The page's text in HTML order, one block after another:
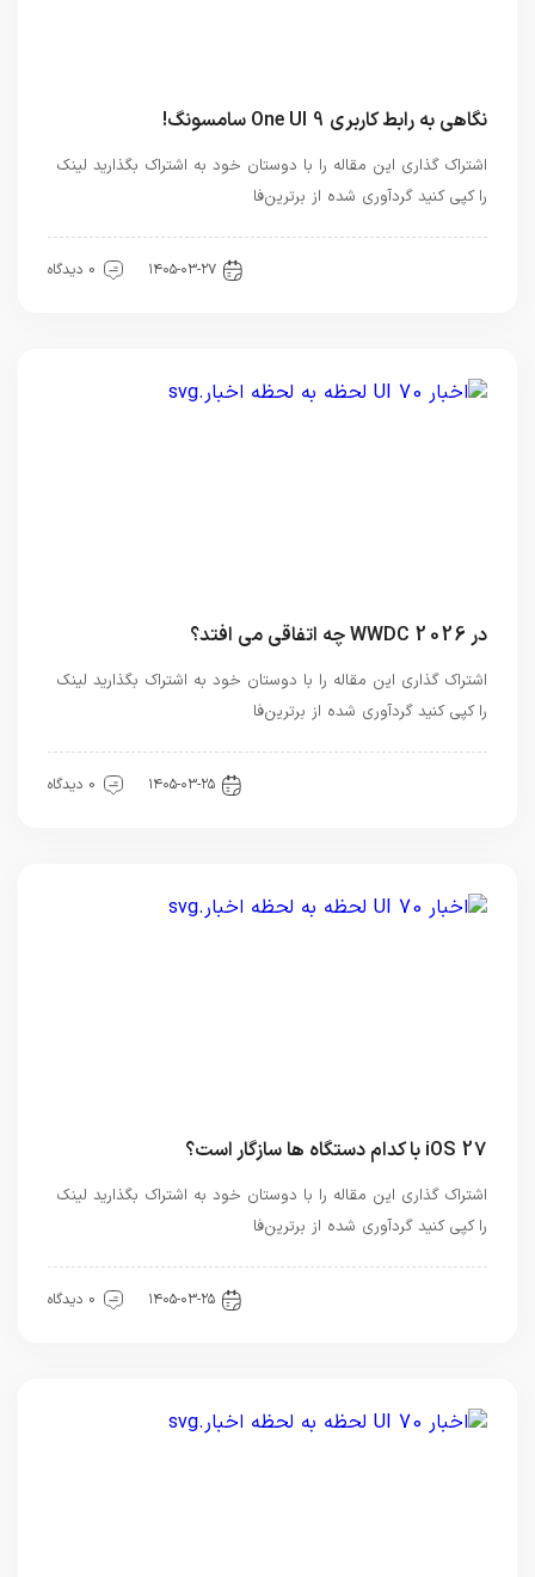
نگاهی به رابط کاربری One UI 9 سامسونگ!
اشتراک گذاری این مقاله را با دوستان خود به اشتراک بگذارید لینک
را کپی کنید گردآوری شده از برترین‌فا
۱۴۰۵-۰۳-۲۷ 0 دیدگاه
در WWDC 2026 چه اتفاقی می افتد؟
اشتراک گذاری این مقاله را با دوستان خود به اشتراک بگذارید لینک
را کپی کنید گردآوری شده از برترین‌فا
۱۴۰۵-۰۳-۲۵ 0 دیدگاه
iOS 27 با کدام دستگاه ها سازگار است؟
اشتراک گذاری این مقاله را با دوستان خود به اشتراک بگذارید لینک
را کپی کنید گردآوری شده از برترین‌فا
۱۴۰۵-۰۳-۲۵ 0 دیدگاه